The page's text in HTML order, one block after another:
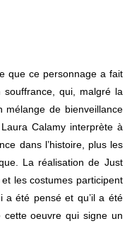
que ce personnage a fait
souffrance, qui, malgré la
de bienveillance
Calamy interprète à
dans l’histoire, plus les
La réalisation de Just
les costumes participent
a été pensé et qu’il a été
cette oeuvre qui signe un